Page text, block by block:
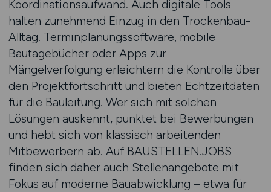
Koordinationsaufwand. Auch digitale Tools
halten zunehmend Einzug in den Trockenbau-
Alltag. Terminplanungssoftware, mobile
Bautagebücher oder Apps zur
Mängelverfolgung erleichtern die Kontrolle über
den Projektfortschritt und bieten Echtzeitdaten
für die Bauleitung. Wer sich mit solchen
Lösungen auskennt, punktet bei Bewerbungen
und hebt sich von klassisch arbeitenden
Mitbewerbern ab. Auf BAUSTELLEN.JOBS
finden sich daher auch Stellenangebote mit
Fokus auf moderne Bauabwicklung – etwa für